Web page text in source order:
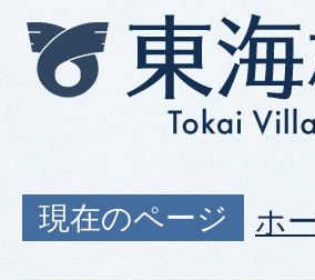
現在のページ ホ